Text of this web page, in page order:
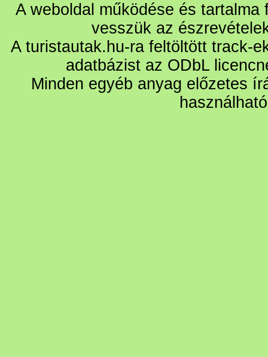
A weboldal működése és
vesszük az
A turistautak.hu-ra feltöltött track-
adatbázist az ODbL
Minden egyéb anyag előzetes